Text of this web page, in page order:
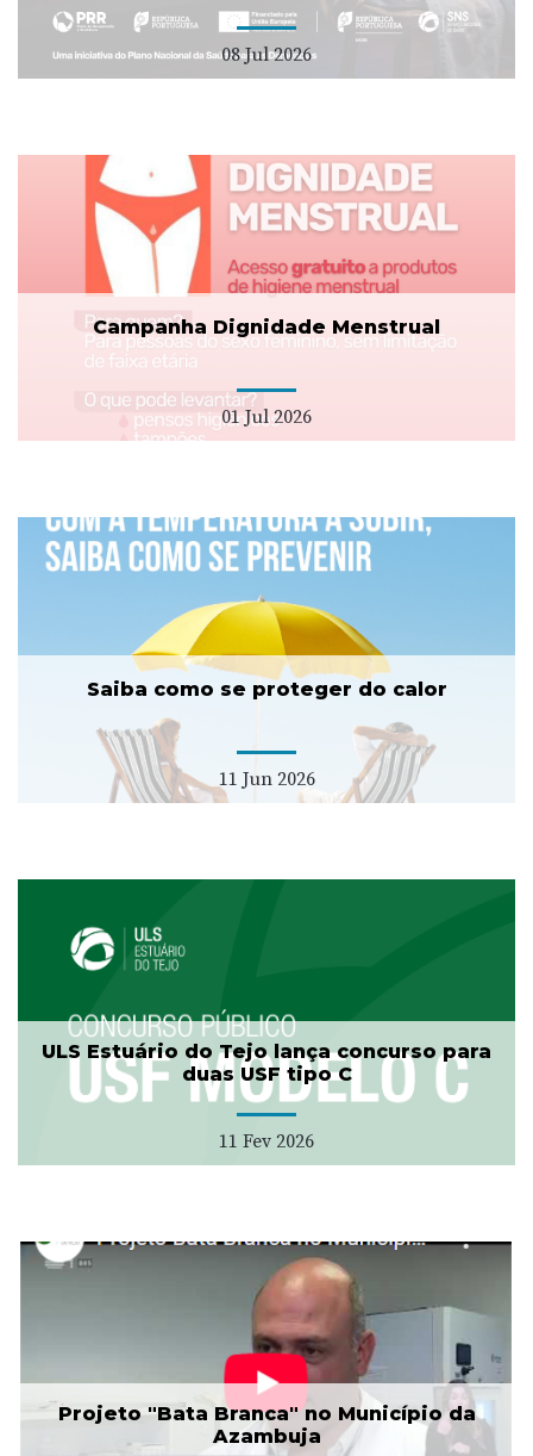
08 Jul 2026
Campanha Dignidade Menstrual
01 Jul 2026
Saiba como se proteger do calor
11 Jun 2026
ULS Estuário do Tejo lança concurso para
duas USF tipo C
11 Fev 2026
Projeto "Bata Branca" no Município da
Azambuja